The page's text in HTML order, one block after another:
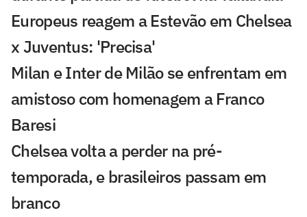
Europeus reagem a Estevão em Chelsea
x Juventus: 'Precisa'
Milan e Inter de Milão se enfrentam em
amistoso com homenagem a Franco
Baresi
Chelsea volta a perder na pré-
temporada, e brasileiros passam em
branco